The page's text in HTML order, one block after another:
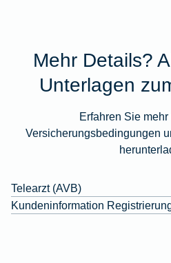
Mehr Details?
Unterlagen
Erfahren Sie
Versicherungsbedingungen
Telearzt (AVB)
Kundeninformation